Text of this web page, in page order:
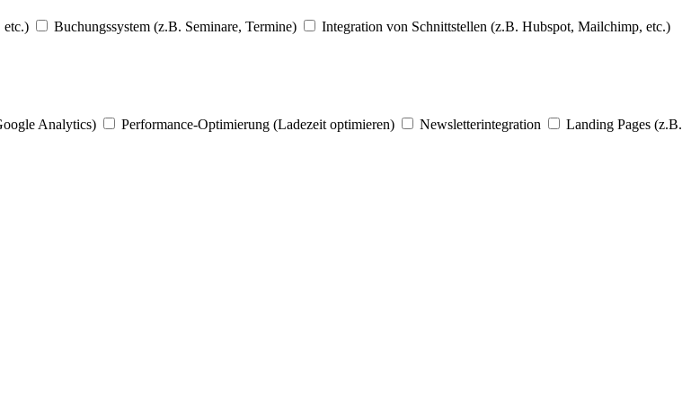
etc.) Buchungssystem (z.B. Seminare, Termine)
Integration von Schnittstellen (z.B. Hubspot, Mailchimp, etc.)
Analytics) Performance-Optimierung (Ladezeit optimieren) Newsletterintegration
Landing Pages (z.B.